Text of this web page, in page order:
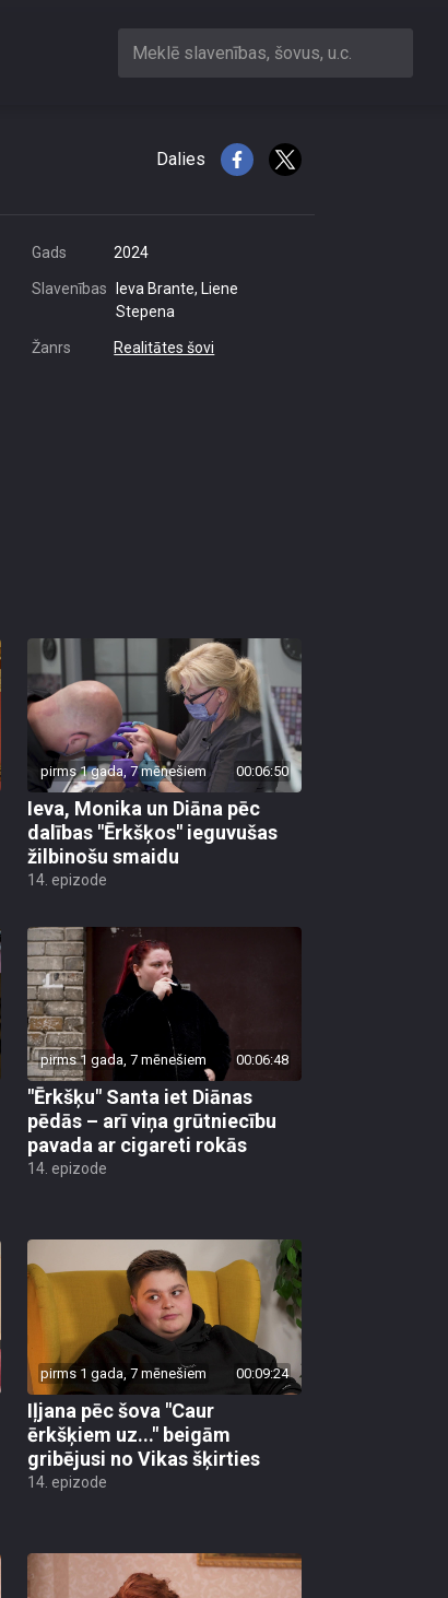
Meklē slavenības, šovus, u.c.
Dalies
Gads 2024
Slavenības
Ieva Brante, Liene
Stepena
Žanrs Realitātes šovi
pirms 1 gada, 7 mēnešiem 00:06:50
Ieva, Monika un Diāna pēc
dalības "Ērkšķos" ieguvušas
žilbinošu smaidu
14. epizode
pirms 1 gada, 7 mēnešiem 00:06:48
"Ērkšķu" Santa iet Diānas
pēdās – arī viņa grūtniecību
pavada ar cigareti rokās
14. epizode
pirms 1 gada, 7 mēnešiem 00:09:24
Iļjana pēc šova "Caur
ērkšķiem uz..." beigām
gribējusi no Vikas šķirties
14. epizode